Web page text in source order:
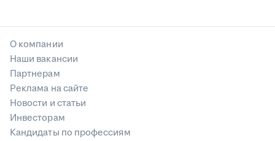
О компании
Наши вакансии
Партнерам
Реклама на сайте
Новости и статьи
Инвесторам
Кандидаты по профессиям